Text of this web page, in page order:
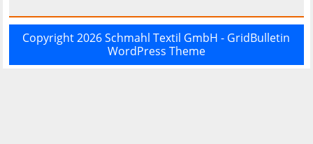
Copyright 2026Schmahl Textil GmbH - GridBulletin
WordPress Theme